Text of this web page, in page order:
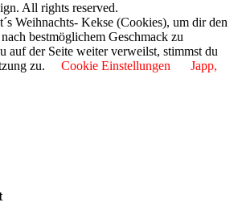
All rights reserved.
Weihnachts- Kekse (Cookies), um dir den
bestmöglichem Geschmack zu
auf der Seite weiter verweilst, stimmst du
zu.
Cookie Einstellungen
Japp,